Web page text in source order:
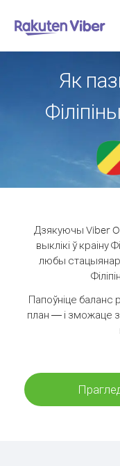
Як
Дзякуючы Viber
выклікі ў краіну
любы
Папоўніце
план — і зможаце